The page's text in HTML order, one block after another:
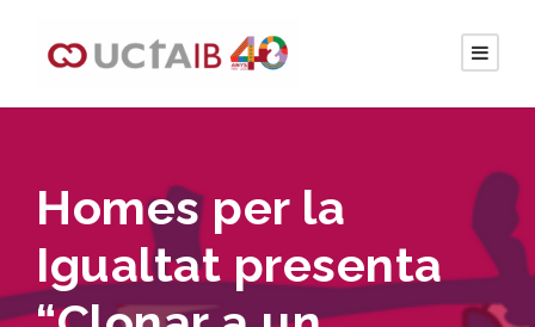
Homes per la
Igualtat presenta